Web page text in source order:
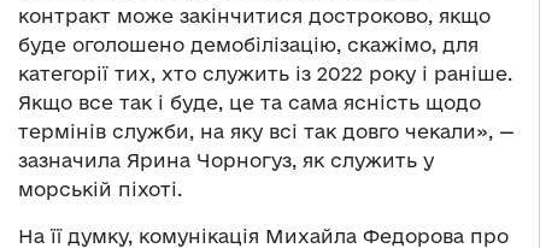
контракт може закінчитися достроково, якщо
буде оголошено демобілізацію, скажімо, для
категорії тих, хто служить із 2022 року і раніше.
Якщо все так і буде, це та сама ясність щодо
термінів служби, на яку всі так довго чекали», —
зазначила Ярина Чорногуз, як служить у
морській піхоті.
На її думку, комунікація Михайла Федорова про